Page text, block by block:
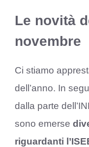
Le novità
novembre
Ci stiamo
dell’anno. In
dalla parte
sono emerse
riguardanti